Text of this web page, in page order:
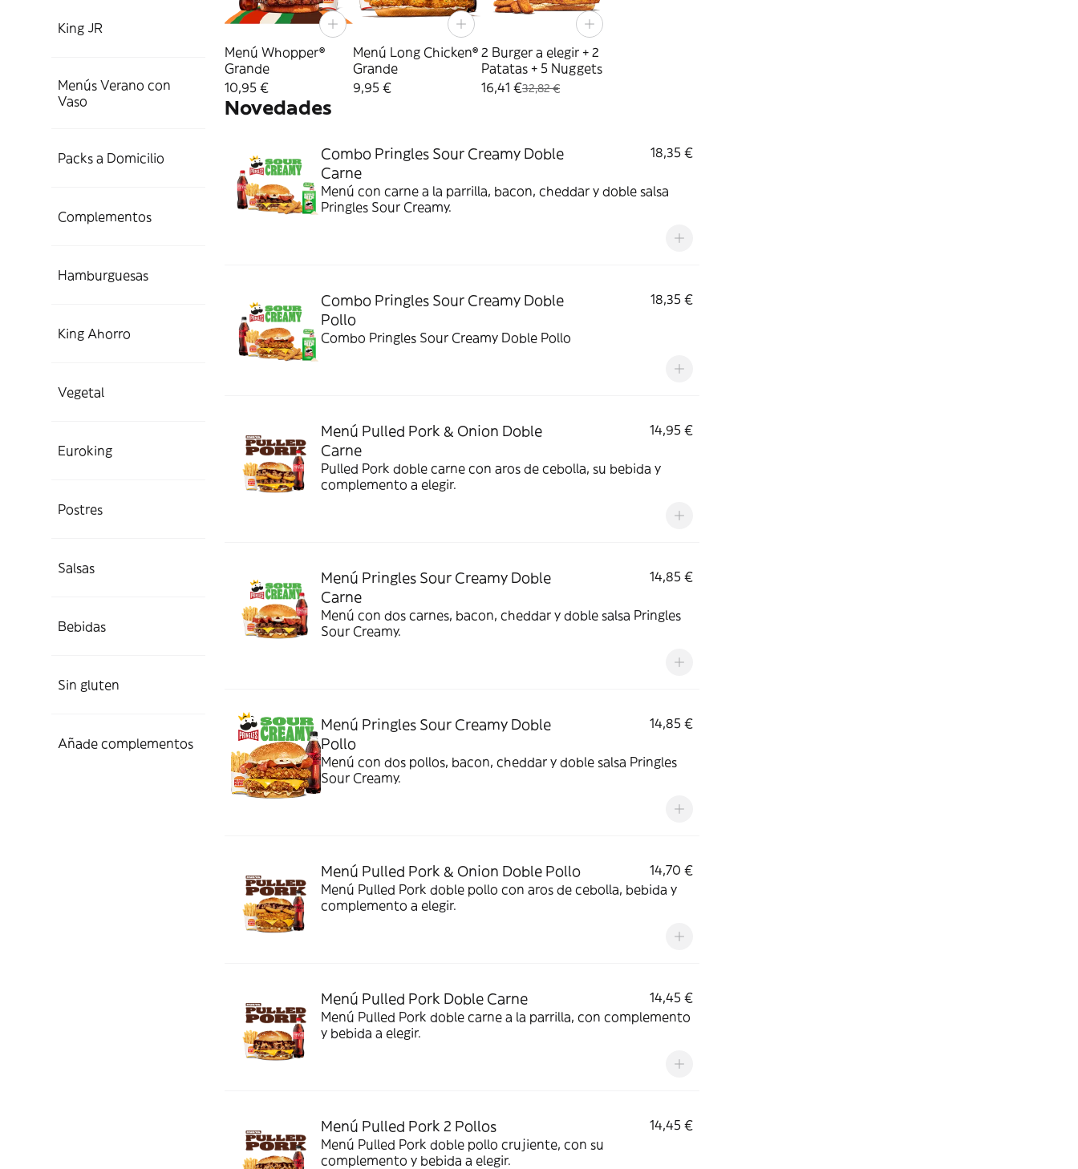
King JR
Menús Verano con
Vaso
Packs a Domicilio
Complementos
Hamburguesas
King Ahorro
Vegetal
Euroking
Postres
Salsas
Bebidas
Sin gluten
Añade complementos
Menú Whopper®
Grande
10,95 €
Menú Long Chicken®
Grande
9,95 €
2 Burger a elegir + 2
Patatas + 5 Nuggets
16,41 €32,82 €
Novedades
Combo Pringles Sour Creamy Doble
Carne
18,35 €
Menú con carne a la parrilla, bacon, cheddar y doble salsa
Pringles Sour Creamy.
Combo Pringles Sour Creamy Doble
Pollo
18,35 €
Combo Pringles Sour Creamy Doble Pollo
Menú Pulled Pork & Onion Doble
Carne
14,95 €
Pulled Pork doble carne con aros de cebolla, su bebida y
complemento a elegir.
Menú Pringles Sour Creamy Doble
Carne
14,85 €
Menú con dos carnes, bacon, cheddar y doble salsa Pringles
Sour Creamy.
Menú Pringles Sour Creamy Doble
Pollo
14,85 €
Menú con dos pollos, bacon, cheddar y doble salsa Pringles
Sour Creamy.
Menú Pulled Pork & Onion Doble Pollo
14,70 €
Menú Pulled Pork doble pollo con aros de cebolla, bebida y
complemento a elegir.
Menú Pulled Pork Doble Carne
14,45 €
Menú Pulled Pork doble carne a la parrilla, con complemento
y bebida a elegir.
Menú Pulled Pork 2 Pollos
14,45 €
Menú Pulled Pork doble pollo crujiente, con su
complemento y bebida a elegir.